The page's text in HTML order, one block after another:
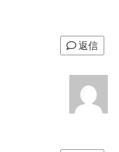
返信